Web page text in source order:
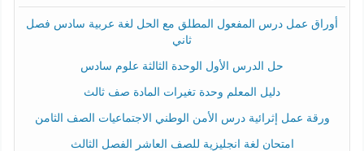
أوراق عمل درس المفعول المطلق مع الحل لغة عربية سادس فصل
ثاني
حل الدرس الأول الوحدة الثالثة علوم سادس
دليل المعلم وحدة تغيرات المادة صف ثالث
ورقة عمل إثرائية درس الأمن الوطني الاجتماعيات الصف الثامن
امتحان لغة انجليزية للصف العاشر الفصل الثالث